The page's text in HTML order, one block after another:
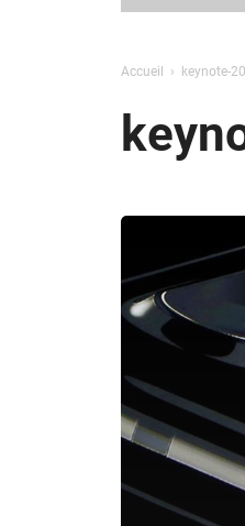
Accueil keynote-